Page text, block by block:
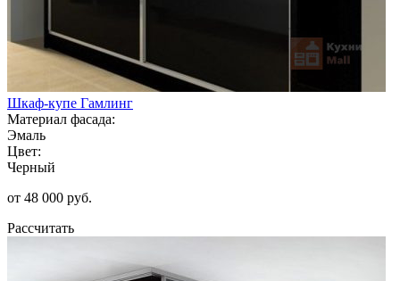
Шкаф-купе Гамлинг
Материал фасада:
Эмаль
Цвет:
Черный
от 48 000 руб.
Рассчитать